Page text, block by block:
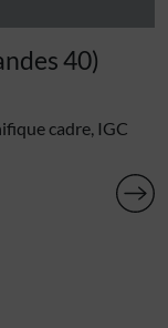
40)
cadre, IGC